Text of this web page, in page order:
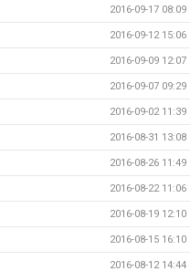
2016-09-17 08:09
2016-09-12 15:06
2016-09-09 12:07
2016-09-07 09:29
2016-09-02 11:39
2016-08-31 13:08
2016-08-26 11:49
2016-08-22 11:06
2016-08-19 12:10
2016-08-15 16:10
2016-08-12 14:44